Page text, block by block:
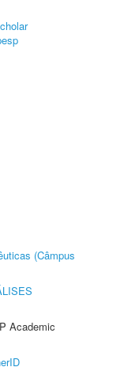
(Câmpus
Academic